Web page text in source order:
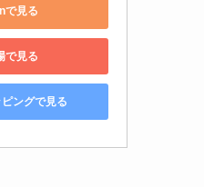
で見る
で見る
ングで見る